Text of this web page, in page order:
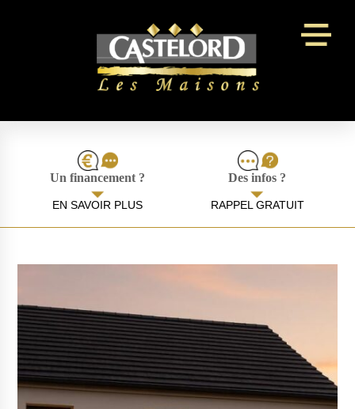
Un financement ?
EN SAVOIR PLUS
Des infos ?
RAPPEL GRATUIT